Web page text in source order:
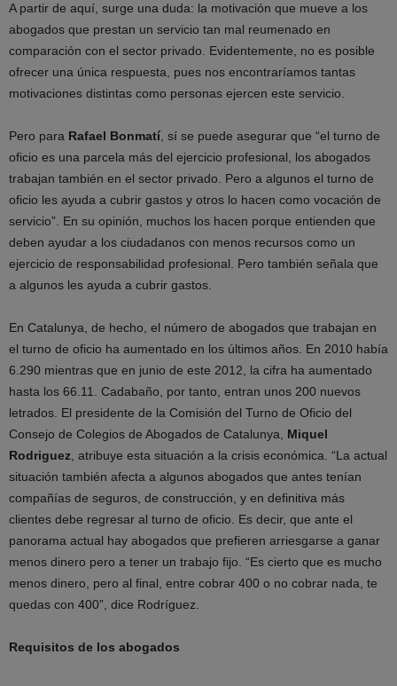
A partir de aquí, surge una duda: la motivación que mueve a los
abogados que prestan un servicio tan mal reumenado en
comparación con el sector privado. Evidentemente, no es posible
ofrecer una única respuesta, pues nos encontraríamos tantas
motivaciones distintas como personas ejercen este servicio.
Pero para Rafael Bonmatí , sí se puede asegurar que “el turno de
oficio es una parcela más del ejercicio profesional, los abogados
trabajan también en el sector privado. Pero a algunos el turno de
oficio les ayuda a cubrir gastos y otros lo hacen como vocación de
servicio”. En su opinión, muchos los hacen porque entienden que
deben ayudar a los ciudadanos con menos recursos como un
ejercicio de responsabilidad profesional. Pero también señala que
a algunos les ayuda a cubrir gastos.
En Catalunya, de hecho, el número de abogados que trabajan en
el turno de oficio ha aumentado en los últimos años. En 2010 había
6.290 mientras que en junio de este 2012, la cifra ha aumentado
hasta los 66.11. Cadabaño, por tanto, entran unos 200 nuevos
letrados. El presidente de la Comisión del Turno de Oficio del
Consejo de Colegios de Abogados de Catalunya, Miquel
Rodriguez , atribuye esta situación a la crisis económica. “La actual
situación también afecta a algunos abogados que antes tenían
compañías de seguros, de construcción, y en definitiva más
clientes debe regresar al turno de oficio. Es decir, que ante el
panorama actual hay abogados que prefieren arriesgarse a ganar
menos dinero pero a tener un trabajo fijo. “Es cierto que es mucho
menos dinero, pero al final, entre cobrar 400 o no cobrar nada, te
quedas con 400”, dice Rodríguez.
Requisitos de los abogados